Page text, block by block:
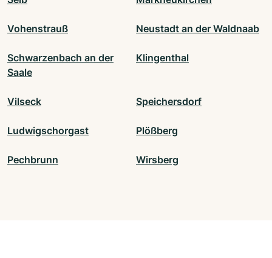
Vohenstrauß Neustadt an der Waldnaab
Schwarzenbach an der
Saale
Klingenthal
Vilseck Speichersdorf
Ludwigschorgast Plößberg
Pechbrunn Wirsberg